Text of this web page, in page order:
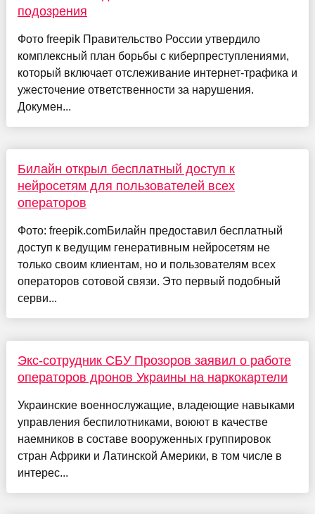
подозрения
Фото freepik Правительство России утвердило
комплексный план борьбы с киберпреступлениями,
который включает отслеживание интернет-трафика и
ужесточение ответственности за нарушения.
Докумен...
Билайн открыл бесплатный доступ к
нейросетям для пользователей всех
операторов
Фото: freepik.comБилайн предоставил бесплатный
доступ к ведущим генеративным нейросетям не
только своим клиентам, но и пользователям всех
операторов сотовой связи. Это первый подобный
серви...
Экс-сотрудник СБУ Прозоров заявил о работе
операторов дронов Украины на наркокартели
Украинские военнослужащие, владеющие навыками
управления беспилотниками, воюют в качестве
наемников в составе вооруженных группировок
стран Африки и Латинской Америки, в том числе в
интерес...